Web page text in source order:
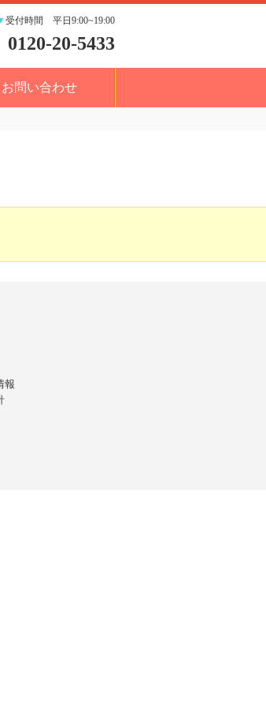
受付時間 平日9:00~19:00
0120-20-5433
お問い合わせ
報